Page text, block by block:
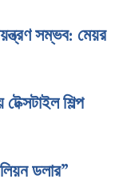
সম্ভব: মেয়র
শিল্প
ডলার”